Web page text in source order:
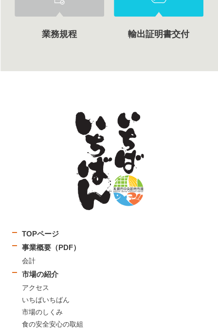
業務規程 輸出証明書交付
TOPページ
事業概要（PDF）
会計
市場の紹介
アクセス
いちばいちばん
市場のしくみ
食の安全安心の取組